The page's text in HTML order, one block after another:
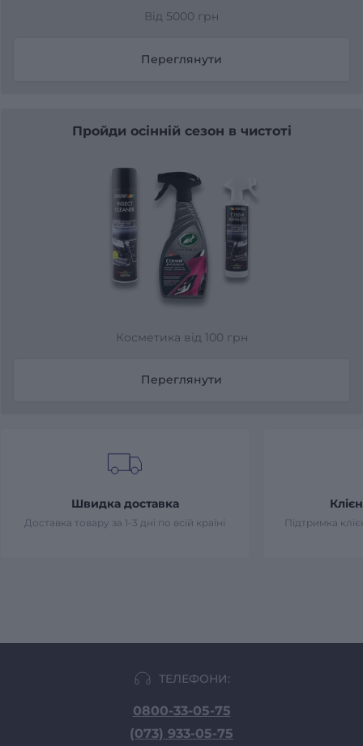
Від 5000 грн
Переглянути
Пройди осінній сезон в чистоті
Косметика від 100 грн
Переглянути
Швидка доставка
Доставка товару за 1-3 дні по всій країні Підтримка
ТЕЛЕФОНИ:
0800-33-05-75
(073) 933-05-75